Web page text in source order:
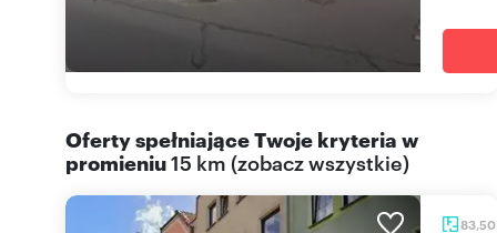
Oferty spełniające Twoje kryteria w
promieniu15 km (zobacz wszystkie)
83,50